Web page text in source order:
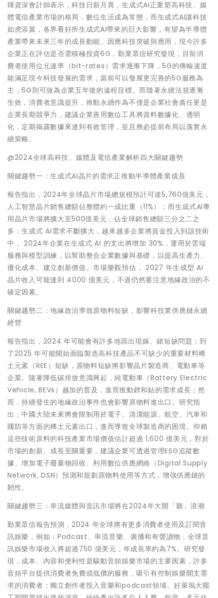
煇資深會計師表示，科技日新月異，生成式AI正重塑高科技、媒
體電信產業市場的格局，數位生活成為常態，而生成式AI讓科技
如虎添翼，各界看好所生成式AI帶來的巨大影響，有望為半導體
產業帶來未來三年的成長動能。因應科技突破與應用，現今許多
企業正在評估是否需積極投資6G，勤業眾信研究發現，目前消
費者使用位元速率（bit-rates）需求逐漸下降，5G的傳輸速度
能滿足現今科技發展的需求，當前可以發展更完善的5G服務為
主，6G則可做為企業五年後的遠程目標。而隨著永續法規逐漸
生效，消費者意識提升，推動永續作為不僅是企業社會責任更是
企業長期競爭力，建議企業善用數位工具將資料數據化、透明
化，定期揭露數據來達到有效管理，並且務必提前布局以落實永
續策略。
@2024全球高科技、媒體及電信產業解析四大關鍵趨勢
關鍵趨勢一：生成式AI晶片的需求正推動半導體產業成長
報告指出，2024年全球晶片市場總規模預計可達5,760億美元，
人工智慧晶片銷售總額佔整體約一成比重（11%）；而生成式AI專
用晶片市場將擴大至500億美元，佔全球銷售總額三分之二之
多；生成式 AI需求不斷擴大，越來越多企業將資金投入到該技術
中， 2024年企業在生成式 AI 的支出將增加 30%，運用於雲端
服務與模型訓練，以幫助整合企業數據與基礎，以提高生產力、
優化成本、建立創新價值。市場樂觀預估， 2027 年生成型 AI
晶片收入可能達到 4000 億美元，不過仍然要注意地緣政治的不
確定因素。
關鍵趨勢二：地緣政治導致原物料短缺，影響科技業供應鏈永續
經營
報告指出，2024 年可能會有許多地區出現鎵、鍺短缺問題；到
了2025 年可能開始面臨製造高科技產品不可缺少的重要材料稀
土元素（REE）短缺，原物料短缺將影響晶片製造商、電動車等
企業。隨著降低碳排放意識興起，純電動車（Battery Electric
Vehicle, BEVs）越加的普及，進而推動鋰和鈷的需求成長；然
而，持續發生的地緣政治事件也會影響原物料進出口。研究指
出，中國大陸未來將會限制用於電子、清潔能源、航空、汽車和
國防等方面的稀土元素出口，進而導致全球製造商的困境。仰賴
這些技術原料的科技產業市場價值估計超過 1,600 億美元，對於
市場的創新、成長至關重要，建議企業可透過管理ESG追蹤數
據、增加電子廢棄物回收、利用數位供應網絡（Digital Supply
Network, DSN）預測和規劃原物料使用等方式，增強供應鏈的
韌性。
關鍵趨勢三：串流媒體與音訊市場將在2024年大開「聽」浪潮
勤業眾信報告預測，2024 年全球將有更多消費者使用及訂閱音
訊娛樂，例如：Podcast、串流音樂、廣播和有聲讀物，全球音
訊娛樂市場收入將超過750 億美元，年成長率約為7%。研究發
現，成本、內容和便利性是驅動音頻娛樂市場的主要因素，許多
音頻平台提供消費者免費或低價的服務，吸引有控制娛樂開支需
求的消費者；獨立創作者投入音樂和podcast領域、好萊塢大罷